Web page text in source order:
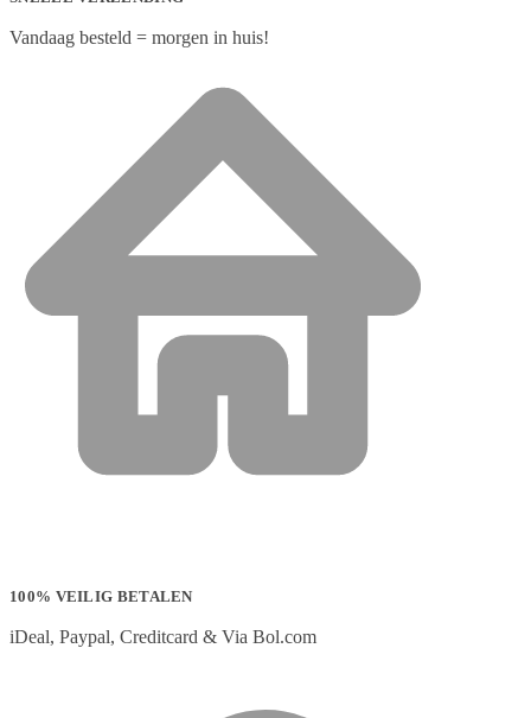
Vandaag besteld = morgen in huis!
100% VEILIG BETALEN
iDeal, Paypal, Creditcard & Via Bol.com